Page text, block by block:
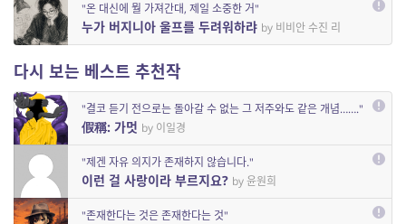
"온 대신에 뭘 가져간대, 제일 소중한 거"
누가 버지니아 울프를 두려워하랴 by 비비안 수진 리
다시 보는 베스트 추천작
"결코 듣기 전으로는 돌아갈 수 없는 그 저주와도 같은 개념……."
假稱: 가멋 by 이일경
"제겐 자유 의지가 존재하지 않습니다."
이런 걸 사랑이라 부르지요? by 윤원희
"존재한다는 것은 존재한다는 것"